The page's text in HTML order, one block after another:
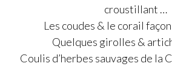
croustillant …
Les coudes & le corail
Quelques girolles &
Coulis d’herbes sauvages de la